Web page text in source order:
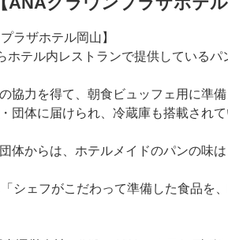
テル内レストランで提供しているパ
協力を得て、朝食ビュッフェ用に
体に届けられ、冷蔵庫も搭載され
体からは、ホテルメイドのパンの味
シェフがこだわって準備した食品